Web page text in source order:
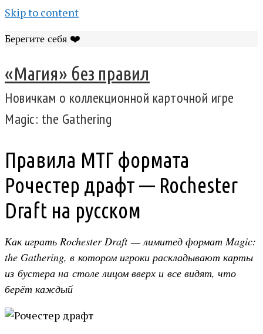
Skip to content
Берегите себя ❤️
«Магия» без правил
Новичкам о коллекционной карточной игре
Magic: the Gathering
Правила МТГ формата
Рочестер драфт — Rochester
Draft на русском
Как играть Rochester Draft — лимитед формат Magic:
the Gathering, в котором игроки раскладывают карты
из бустера на столе лицом вверх и все видят, что
берёт каждый